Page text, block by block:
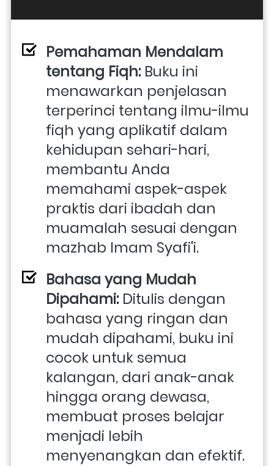
Pemahaman Mendalam
tentang Fiqh: Buku ini
menawarkan penjelasan
terperinci tentang ilmu-ilmu
fiqh yang aplikatif dalam
kehidupan sehari-hari,
membantu Anda
memahami aspek-aspek
praktis dari ibadah dan
muamalah sesuai dengan
mazhab Imam Syafi'i.
Bahasa yang Mudah
Dipahami: Ditulis dengan
bahasa yang ringan dan
mudah dipahami, buku ini
cocok untuk semua
kalangan, dari anak-anak
hingga orang dewasa,
membuat proses belajar
menjadi lebih
menyenangkan dan efektif.